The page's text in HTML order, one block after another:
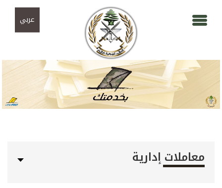
عربي
معاملات إدارية